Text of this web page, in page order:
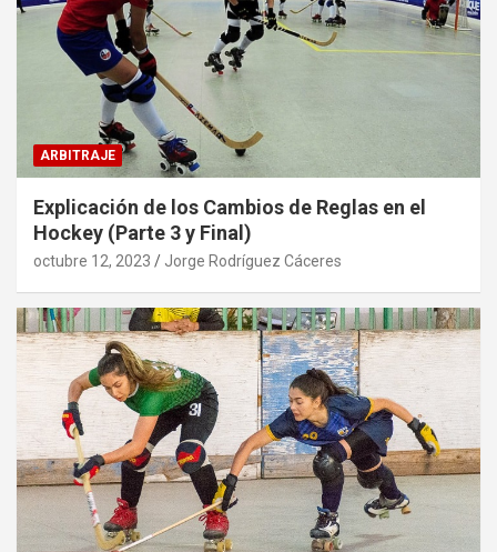
ARBITRAJE
Explicación de los Cambios de Reglas en el
Hockey (Parte 3 y Final)
octubre 12, 2023 Jorge Rodríguez Cáceres